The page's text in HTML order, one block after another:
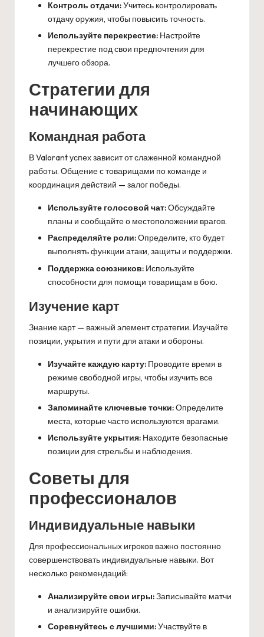
Контроль отдачи:Учитесь контролировать
отдачу оружия, чтобы повысить точность.
Используйте перекрестие: Настройте
перекрестие под свои предпочтения для
лучшего обзора.
Стратегии для
начинающих
Командная работа
В Valorant успех зависит от слаженной командной
работы. Общение с товарищами по команде и
координация действий — залог победы.
Используйте голосовой чат:Обсуждайте
планы и сообщайте о местоположении врагов.
Распределяйте роли:Определите, кто будет
выполнять функции атаки, защиты и поддержки.
Поддержка союзников: Используйте
способности для помощи товарищам в бою.
Изучение карт
Знание карт — важный элемент стратегии. Изучайте
позиции, укрытия и пути для атаки и обороны.
Изучайте каждую карту: Проводите время в
режиме свободной игры, чтобы изучить все
маршруты.
Запоминайте ключевые точки:Определите
места, которые часто используются врагами.
Используйте укрытия: Находите безопасные
позиции для стрельбы и наблюдения.
Советы для
профессионалов
Индивидуальные навыки
Для профессиональных игроков важно постоянно
совершенствовать индивидуальные навыки. Вот
несколько рекомендаций:
Анализируйте свои игры:Записывайте матчи
и анализируйте ошибки.
Соревнуйтесь с лучшими:Участвуйте в